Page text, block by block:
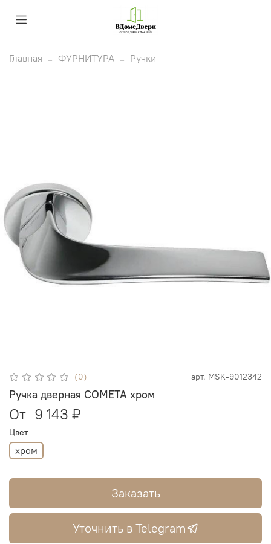
Главная ФУРНИТУРА Ручки
(0) арт. MSK-9012342
Ручка дверная COMETA хром
От 9 143 ₽
Цвет
хром
Заказать
Уточнить в Telegram